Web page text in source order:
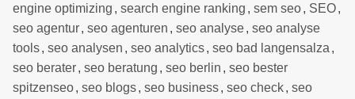
engine optimizing , search engine ranking , sem seo, SEO,
seo agentur, seo agenturen , seo analyse, seo analyse
tools, seo analysen , seo analytics, seo bad langensalza ,
seo berater, seo beratung , seo berlin , seo bester
spitzenseo, seo blogs, seo business, seo check, seo